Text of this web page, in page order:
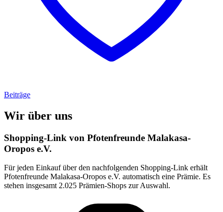
Beiträge
Wir über uns
Shopping-Link von Pfotenfreunde Malakasa-
Oropos e.V.
Für jeden Einkauf über den nachfolgenden Shopping-Link erhält
Pfotenfreunde Malakasa-Oropos e.V. automatisch eine Prämie. Es
stehen insgesamt 2.025 Prämien-Shops zur Auswahl.